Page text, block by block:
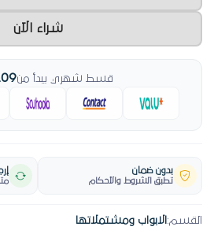
شراء الآن
قسط شهري يبدأ من209
بدون ضمان
تطبق الشروط والأحكام
القسم: الابواب ومشتملاتها